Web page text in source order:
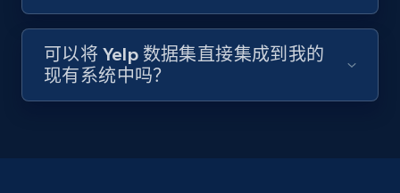
可以将 Yelp 数据集直接集成到我的
现有系统中吗？